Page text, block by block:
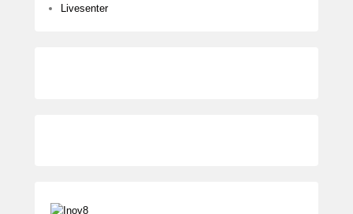
1
Livesenter